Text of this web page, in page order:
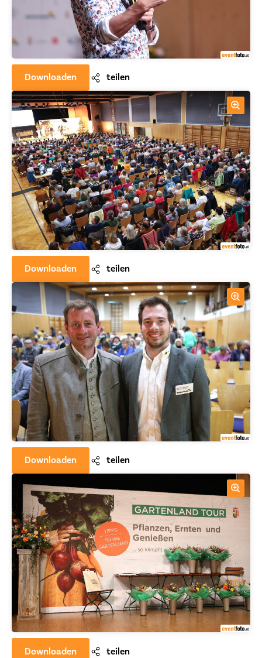
Downloaden teilen
Downloaden teilen
Downloaden teilen
Downloaden teilen